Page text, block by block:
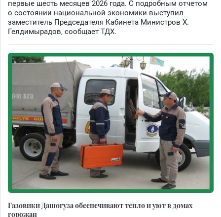
первые шесть месяцев 2026 года. С подробным отчетом
о состоянии национальной экономики выступил
заместитель Председателя Кабинета Министров Х.
Гелдимырадов, сообщает ТДХ.
Газовики Дашогуза обеспечивают тепло и уют в домах
горожан